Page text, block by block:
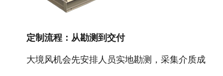
定制流程：从勘测到交付
大境风机会先安排人员实地勘测，采集介质成